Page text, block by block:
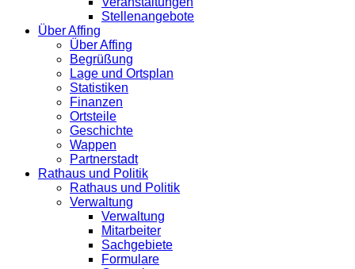
Stellenangebote
Über Affing
Über Affing
Begrüßung
Lage und Ortsplan
Statistiken
Finanzen
Ortsteile
Geschichte
Wappen
Partnerstadt
Rathaus und Politik
Rathaus und Politik
Verwaltung
Verwaltung
Mitarbeiter
Sachgebiete
Formulare